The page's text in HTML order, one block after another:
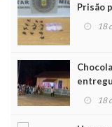
Prisão
18
Noel 18